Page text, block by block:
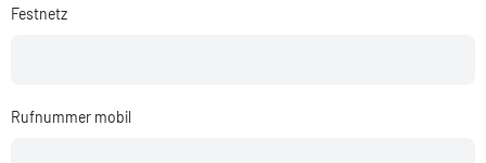
Festnetz
Rufnummer mobil